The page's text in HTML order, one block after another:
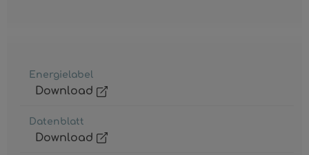
Energielabel
Download
Datenblatt
Download